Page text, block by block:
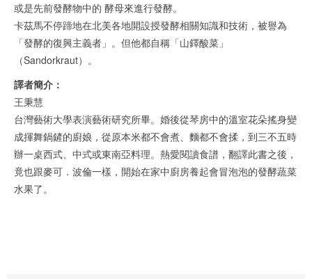
或是先前發酵物中的 酵母來進行發酵。
卡茲馬不停蹄地在北美各地開設授發酵相關知識和技術，被譽為
「發酵的復興主義者」。但他都自稱「山鐸酸菜」
（Sandorkraut）。
譯者簡介：
王秉慧
台灣藝術大學表演藝術研究所畢。婚後從琴房中的溫室花朵搖身變
成揮舞鍋鏟的廚娘，從原本米都不會煮、麵都不會揉，到三不五時
辦一桌西式、中式或東南亞料理。熱愛閱讀食譜，翻譯此書之後，
竟也跟麥可．波倫一樣，開始在家中廚房養起會冒泡泡的發酵蔬菜
水果了。